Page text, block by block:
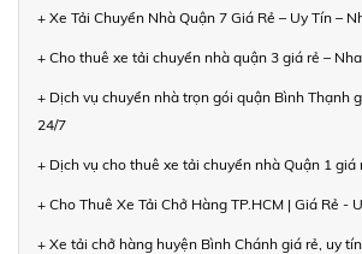
+ Xe Tải Chuyển Nhà Quận 7 Giá Rẻ – Uy Tín –
+ Cho thuê xe tải chuyển nhà quận 3 giá rẻ –
+ Dịch vụ chuyển nhà trọn gói quận Bình Thạnh
24/7
+ Dịch vụ cho thuê xe tải chuyển nhà Quận 1 giá
+ Cho Thuê Xe Tải Chở Hàng TP.HCM | Giá Rẻ -
+ Xe tải chở hàng huyện Bình Chánh giá rẻ, uy